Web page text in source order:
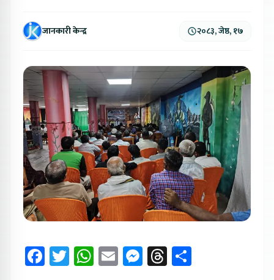
जानकारी केन्द्र २०८३, जेष्ठ, १७
Facebook
Twitter
WhatsApp
EmailMessenger
Threads